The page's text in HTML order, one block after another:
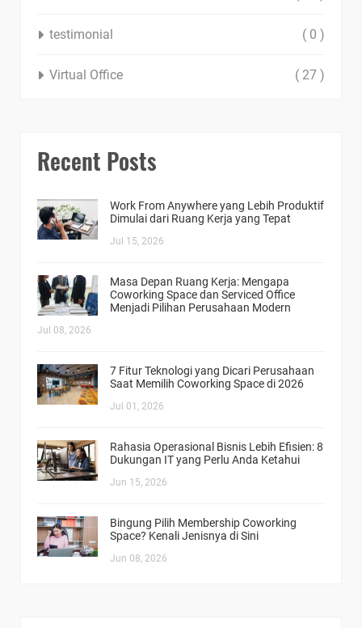
testimonial ( 0 )
Virtual Office ( 27 )
Recent Posts
Work From Anywhere yang Lebih Produktif
Dimulai dari Ruang Kerja yang Tepat
Jul 15, 2026
Masa Depan Ruang Kerja: Mengapa
Coworking Space dan Serviced Office
Menjadi Pilihan Perusahaan Modern
Jul 08, 2026
7 Fitur Teknologi yang Dicari Perusahaan
Saat Memilih Coworking Space di 2026
Jul 01, 2026
Rahasia Operasional Bisnis Lebih Efisien: 8
Dukungan IT yang Perlu Anda Ketahui
Jun 15, 2026
Bingung Pilih Membership Coworking
Space? Kenali Jenisnya di Sini
Jun 08, 2026